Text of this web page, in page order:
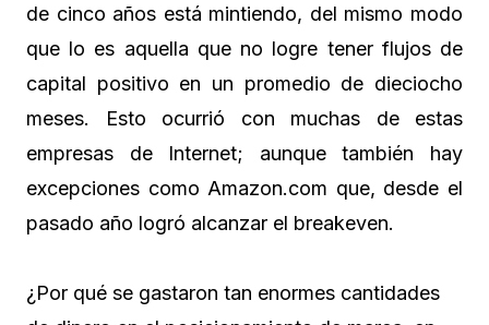
de cinco años está mintiendo, del mismo modo
que lo es aquella que no logre tener flujos de
capital positivo en un promedio de dieciocho
meses. Esto ocurrió con muchas de estas
empresas de Internet; aunque también hay
excepciones como Amazon.com que, desde el
pasado año logró alcanzar el breakeven.
¿Por qué se gastaron tan enormes cantidades